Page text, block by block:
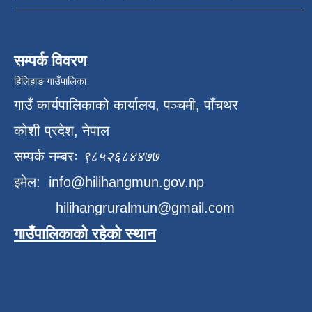
सम्पर्क विवरण
हिलिहाङ गाउँपालिका
गाउँ कार्यपालिकाको कार्यालय, पञ्चमी, पाँचथर
कोशी प्रदेश, नेपाल
सम्पर्क नम्बरः ९८५२६८४४७७
इमेल: info@hilihangmun.gov.np
hilihangruralmun@gmail.com
गाउँपालिकाको रहेको स्थान